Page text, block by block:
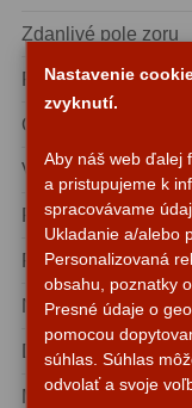
Čistiace prostriedky
Púzdra a kufre64
Iné
Montáže93
Azimutálne AZ5
Equatoriálne EQ19
Zdanlivé pole zoru
Pripojenie
Optické pokrytie
Vzdialenosť očice
Počet optických
Filterový závit
Nastaviteľná očnica
Dĺžka
Materiál tela
Nastavenie
zvyknutí.
Aby náš web ďalej
a pristupujeme k
spracovávame
Ukladanie a/alebo
Personalizovaná
obsahu, poznatky
Presné údaje o
pomocou
súhlas. Súhlas
odvolať a svoje